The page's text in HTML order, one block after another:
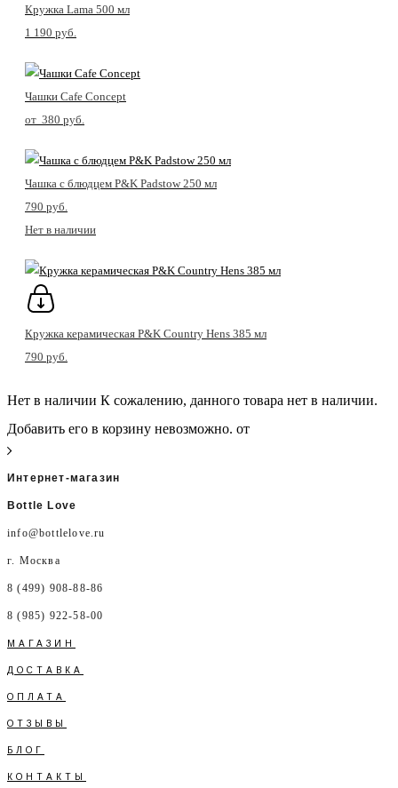
Кружка Lama 500 мл
1 190 pуб.
Чашки Cafe Concept
от 380 pуб.
Чашка с блюдцем P&K Padstow 250 мл
790 pуб.
Нет в наличии
Кружка керамическая P&K Country Hens 385 мл
790 pуб.
Нет в наличии К сожалению, данного товара нет в наличии.
Добавить его в корзину невозможно. от
Интернет-магазин
Bottle Love
info@bottlelove.ru
г. Москва
8 (499) 908-88-86
8 (985) 922-58-00
МАГАЗИН
ДОСТАВКА
ОПЛАТА
ОТЗЫВЫ
БЛОГ
КОНТАКТЫ